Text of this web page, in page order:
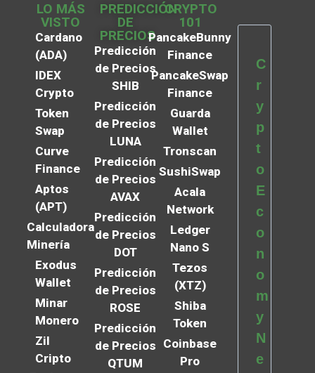
LO MÁS
VISTO
Cardano
(ADA)
IDEX
Crypto
Token
Swap
Curve
Finance
Aptos
(APT)
Calculadora
Minería
Exodus
Wallet
Minar
Monero
Zil
Cripto
PREDICCIÓN
DE
PRECIOS
Predicción
de Precios
SHIB
Predicción
de Precios
LUNA
Predicción
de Precios
AVAX
Predicción
de Precios
DOT
Predicción
de Precios
ROSE
Predicción
de Precios
QTUM
CRYPTO
101
PancakeBunny
Finance
PancakeSwap
Finance
Guarda
Wallet
Tronscan
SushiSwap
Acala
Network
Ledger
Nano S
Tezos
(XTZ)
Shiba
Token
Coinbase
Pro
C
r
y
p
t
o
E
c
o
n
o
m
y
N
e